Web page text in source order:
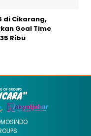
di Cikarang,
Goal Time
Ribu